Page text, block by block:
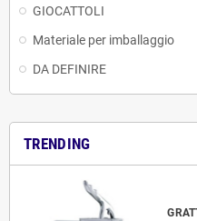
GIOCATTOLI
Materiale per imballaggio
DA DEFINIRE
TRENDING